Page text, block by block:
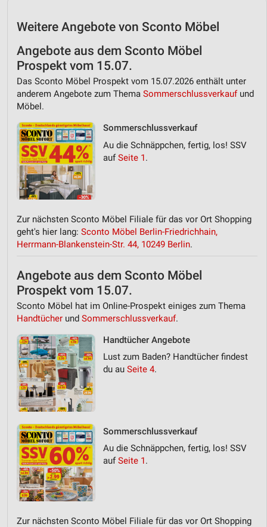
Weitere Angebote von Sconto Möbel
Angebote aus dem Sconto Möbel
Prospekt vom 15.07.
Das Sconto Möbel Prospekt vom 15.07.2026 enthält unter
anderem Angebote zum Thema Sommerschlussverkaufund
Möbel.
Sommerschlussverkauf
Au die Schnäppchen, fertig, los! SSV
aufSeite 1.
Zur nächsten Sconto Möbel Filiale für das vor Ort Shopping
geht's hier lang: Sconto Möbel Berlin-Friedrichhain,
Herrmann-Blankenstein-Str. 44, 10249 Berlin.
Angebote aus dem Sconto Möbel
Prospekt vom 15.07.
Sconto Möbel hat im Online-Prospekt einiges zum Thema
Handtücher und Sommerschlussverkauf.
Handtücher Angebote
Lust zum Baden? Handtücher findest
du au Seite 4.
Sommerschlussverkauf
Au die Schnäppchen, fertig, los! SSV
aufSeite 1.
Zur nächsten Sconto Möbel Filiale für das vor Ort Shopping